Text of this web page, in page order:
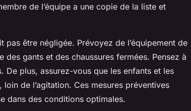
de l’équipe a une copie de la liste et
pas être négligée. Prévoyez de l’équipement de
gants et des chaussures fermées. Pensez à
De plus, assurez-vous que les enfants et les
de l’agitation. Ces mesures préventives
dans des conditions optimales.